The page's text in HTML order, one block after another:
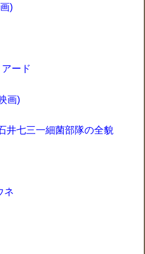
)
ード
画)
井七三一細菌部隊の全貌
ネ